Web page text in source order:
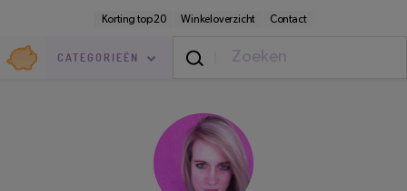
inhoud
Korting top 20 Winkeloverzicht Contact
Goedkoop.nl
CATEGORIEËN